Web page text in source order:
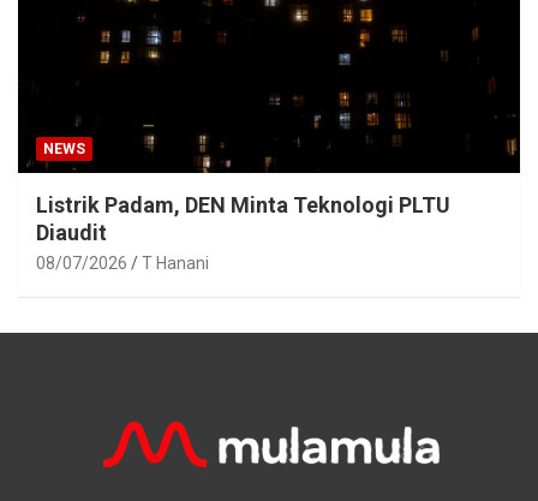
NEWS
Listrik Padam, DEN Minta Teknologi PLTU
Diaudit
08/07/2026 T Hanani